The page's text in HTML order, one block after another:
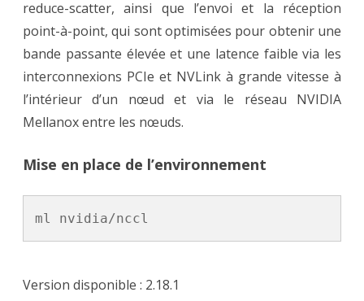
reduce-scatter, ainsi que l’envoi et la réception
point-à-point, qui sont optimisées pour obtenir une
bande passante élevée et une latence faible via les
interconnexions PCIe et NVLink à grande vitesse à
l’intérieur d’un nœud et via le réseau NVIDIA
Mellanox entre les nœuds.
Mise en place de l’environnement
ml nvidia/nccl
Version disponible : 2.18.1